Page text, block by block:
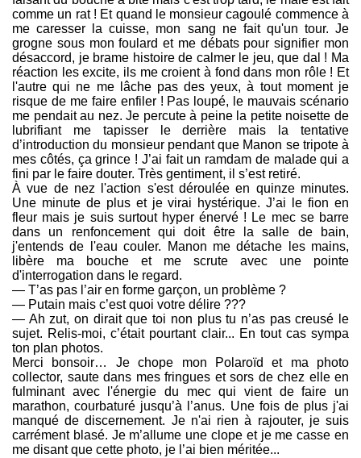
comme un rat ! Et quand le monsieur cagoulé commence à
me caresser la cuisse, mon sang ne fait qu'un tour. Je
grogne sous mon foulard et me débats pour signifier mon
désaccord, je brame histoire de calmer le jeu, que dal ! Ma
réaction les excite, ils me croient à fond dans mon rôle ! Et
l'autre qui ne me lâche pas des yeux, à tout moment je
risque de me faire enfiler ! Pas loupé, le mauvais scénario
me pendait au nez. Je percute à peine la petite noisette de
lubrifiant me tapisser le derrière mais la tentative
d’introduction du monsieur pendant que Manon se tripote à
mes côtés, ça grince ! J’ai fait un ramdam de malade qui a
fini par le faire douter. Très gentiment, il s’est retiré.
À vue de nez l'action s'est déroulée en quinze minutes.
Une minute de plus et je virai hystérique. J’ai le fion en
fleur mais je suis surtout hyper énervé ! Le mec se barre
dans un renfoncement qui doit être la salle de bain,
j'entends de l'eau couler. Manon me détache les mains,
libère ma bouche et me scrute avec une pointe
d'interrogation dans le regard.
— T’as pas l’air en forme garçon, un problème ?
— Putain mais c’est quoi votre délire ???
— Ah zut, on dirait que toi non plus tu n’as pas creusé le
sujet. Relis-moi, c’était pourtant clair... En tout cas sympa
ton plan photos.
Merci bonsoir… Je chope mon Polaroïd et ma photo
collector, saute dans mes fringues et sors de chez elle en
fulminant avec l'énergie du mec qui vient de faire un
marathon, courbaturé jusqu’à l’anus. Une fois de plus j'ai
manqué de discernement. Je n'ai rien à rajouter, je suis
carrément blasé. Je m’allume une clope et je me casse en
me disant que cette photo, je l’ai bien méritée...